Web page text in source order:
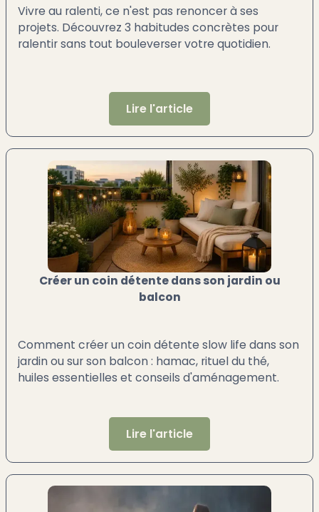
Vivre au ralenti, ce n'est pas renoncer à ses
projets. Découvrez 3 habitudes concrètes pour
ralentir sans tout bouleverser votre quotidien.
Lire l'article
Créer un coin détente dans son jardin ou
balcon
Comment créer un coin détente slow life dans son
jardin ou sur son balcon : hamac, rituel du thé,
huiles essentielles et conseils d'aménagement.
Lire l'article